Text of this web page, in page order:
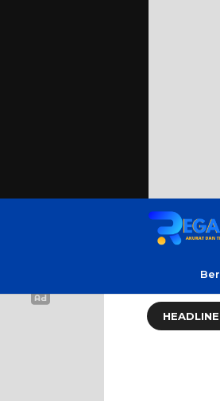
HEADLINE
Spesialis Curanmor Lintas Daerah